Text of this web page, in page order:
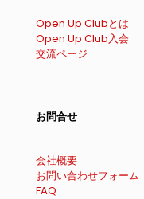
Open Up Clubとは
Open Up Club入会
交流ページ
お問合せ
会社概要
お問い合わせフォーム
FAQ